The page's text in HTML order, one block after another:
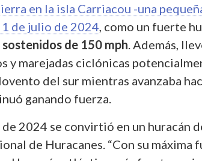
en la isla Carriacou -una
1 de julio de 2024 , como un fuerte
de 150 mph . Además,
y marejadas ciclónicas
del sur mientras avanzaba
ganando fuerza.
2024 se convirtió en un huracán
de Huracanes. “Con su máxima